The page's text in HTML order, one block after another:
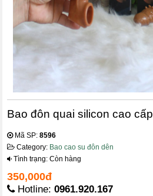
Bao đôn quai silicon cao cấp
Mã SP:8596
Category: Bao cao su đôn dên
Tình trạng: Còn hàng
350,000đ
Hotline:0961.920.167